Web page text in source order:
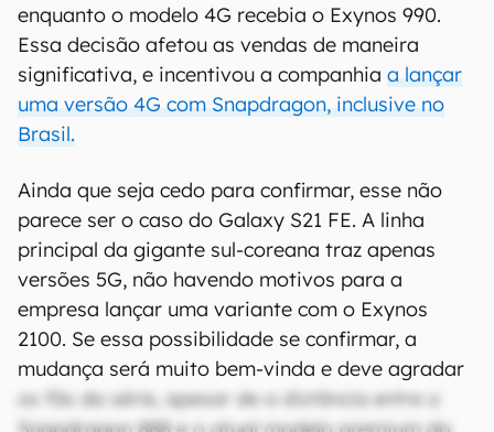
enquanto o modelo 4G recebia o Exynos 990.
Essa decisão afetou as vendas de maneira
significativa, e incentivou a companhia a lançar
uma versão 4G com Snapdragon, inclusive no
Brasil.
Ainda que seja cedo para confirmar, esse não
parece ser o caso do Galaxy S21 FE. A linha
principal da gigante sul-coreana traz apenas
versões 5G, não havendo motivos para a
empresa lançar uma variante com o Exynos
2100. Se essa possibilidade se confirmar, a
mudança será muito bem-vinda e deve agradar
os fãs da série, apesar de a distância entre o